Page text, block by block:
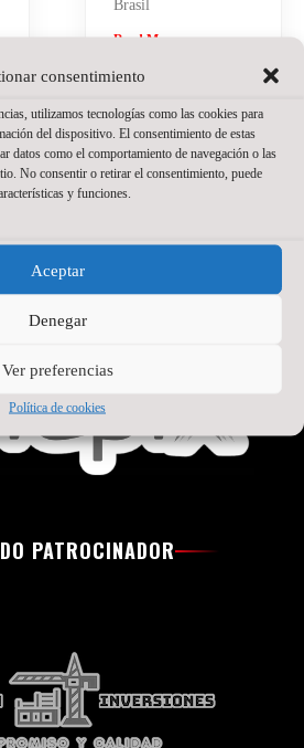
consentimiento
utilizamos tecnologías como las cookies para
del dispositivo. El consentimiento de estas
datos como el comportamiento de navegación o las
No consentir o retirar el consentimiento, puede
y funciones.
Aceptar
Denegar
Ver preferencias
Política de cookies
Brasil
Read More »
PRINCIPAL
PATROCINADOR